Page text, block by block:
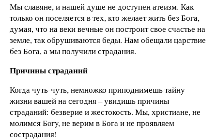
Мы славяне, и нашей душе не доступен атеизм. Как
только он поселяется в тех, кто желает жить без Бога,
думая, что на веки вечные он построит свое счастье на
земле, так обрушиваются беды. Нам обещали царствие
без Бога, а мы получили страдания.
Причины страданий
Когда чуть-чуть, немножко приподнимешь тайну
жизни вашей на сегодня – увидишь причины
страданий: безверие и жестокость. Мы, христиане, не
молимся Бoгy, не верим в Бога и не проявляем
сострадания!